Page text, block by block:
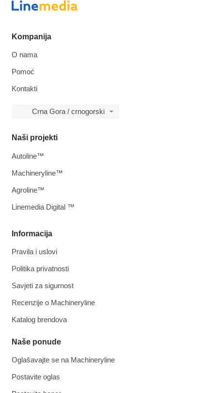
Kompanija
O nama
Pomoć
Kontakti
Crna Gora / crnogorski
Informacija
Pravila i uslovi
Politika privatnosti
Savjeti za sigurnost
Recenzije o Machineryline
Katalog brendova
Naše ponude
Oglašavajte se na Machineryline
Postavite oglas
Naši projekti
Autoline™
Machineryline™
Agroline™
Linemedia Digital ™